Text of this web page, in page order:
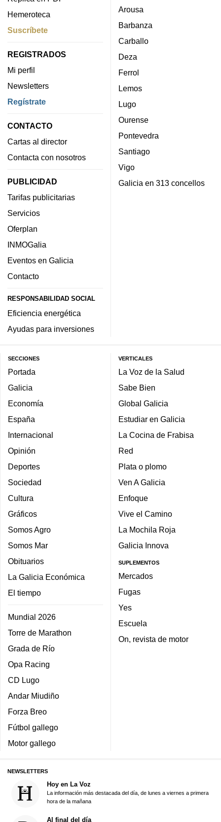
Hemeroteca
Suscríbete
REGISTRADOS
Mi perfil
Newsletters
Regístrate
CONTACTO
Cartas al director
Contacta con nosotros
PUBLICIDAD
Tarifas publicitarias
Servicios
Oferplan
INMOGalia
Eventos en Galicia
Contacto
RESPONSABILIDAD SOCIAL
Eficiencia energética
Ayudas para inversiones
Arousa
Barbanza
Carballo
Deza
Ferrol
Lemos
Lugo
Ourense
Pontevedra
Santiago
Vigo
Galicia en 313 concellos
SECCIONES
Portada
Galicia
Economía
España
Internacional
Opinión
Deportes
Sociedad
Cultura
Gráficos
Somos Agro
Somos Mar
Obituarios
La Galicia Económica
El tiempo
Mundial 2026
Torre de Marathon
Grada de Río
Opa Racing
CD Lugo
Andar Miudiño
Forza Breo
Fútbol gallego
Motor gallego
VERTICALES
La Voz de la Salud
Sabe Bien
Global Galicia
Estudiar en Galicia
La Cocina de Frabisa
Red
Plata o plomo
Ven A Galicia
Enfoque
Vive el Camino
La Mochila Roja
Galicia Innova
SUPLEMENTOS
Mercados
Fugas
Yes
Escuela
On, revista de motor
NEWSLETTERS
Hoy en La Voz
La información más destacada del día, de lunes a viernes a primera
hora de la mañana
Al final del día